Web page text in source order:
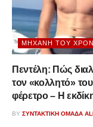
ΜΗΧΑΝΉ ΤΟΥ
Πεντέλη: Πώς
τον «κολλητό»
φέρετρο – Η
BY ΣΥΝΤΑΚΤΙΚΉ ΟΜΆΔΑ